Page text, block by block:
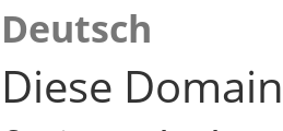
Deutsch
Diese